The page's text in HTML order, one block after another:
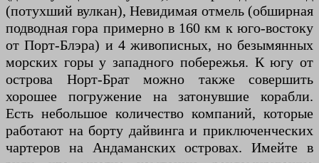
(потухший вулкан), Невидимая отмель (обширная
подводная гора примерно в 160 км к юго-востоку
от Порт-Блэра) и 4 живописных, но безымянных
морских горы у западного побережья. К югу от
острова Норт-Брат можно также совершить
хорошее погружение на затонувшие корабли.
Есть небольшое количество компаний, которые
работают на борту дайвинга и приключенческих
чартеров на Андаманских островах. Имейте в